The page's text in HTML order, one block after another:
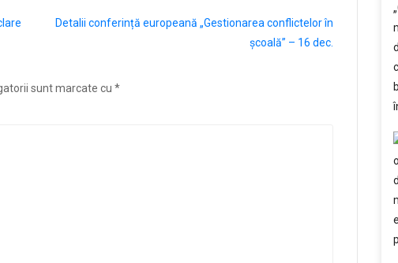
Detalii conferință europeană „Gestionarea conflictelor în
școală” – 16 dec.
sunt marcate cu *